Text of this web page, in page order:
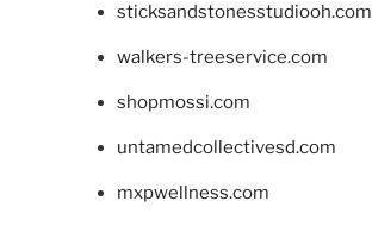
sticksandstonesstudiooh.com
walkers-treeservice.com
shopmossi.com
untamedcollectivesd.com
mxpwellness.com